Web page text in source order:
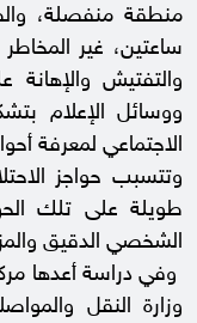
منطقة منفصلة،
ساعتين، غير
والتفتيش والإهانة
ووسائل الإعلام
الاجتماعي لمعرفة
وتتسبب حواجز
طويلة على تلك
الشخصي الدقيق
وفي دراسة أعدها